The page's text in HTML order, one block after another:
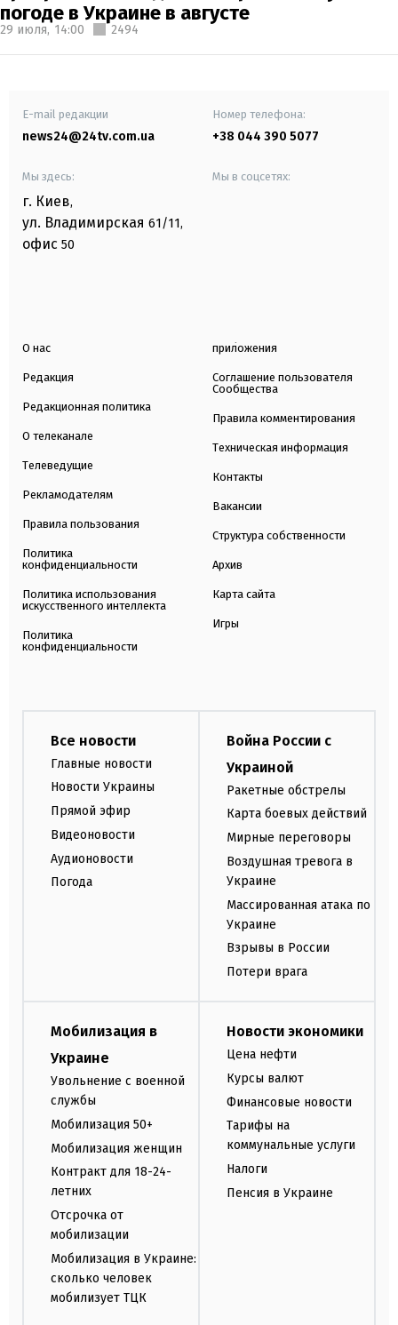
погоде в Украине в августе
29 июля, 14:00 2494
E-mail редакции
news24@24tv.com.ua
Номер телефона:
+38 044 390 5077
Мы здесь:
г. Киев,
ул. Владимирская 61/11,
офис 50
Мы в соцсетях:
О нас
Редакция
Редакционная политика
О телеканале
Телеведущие
Рекламодателям
Правила пользования
Политика
конфиденциальности
Политика использования
искусственного интеллекта
Политика
конфиденциальности
приложения
Соглашение пользователя
Сообщества
Правила комментирования
Техническая информация
Контакты
Вакансии
Структура собственности
Архив
Карта сайта
Игры
Все новости
Главные новости
Новости Украины
Прямой эфир
Видеоновости
Аудионовости
Погода
Война России с
Украиной
Ракетные обстрелы
Карта боевых действий
Мирные переговоры
Воздушная тревога в
Украине
Массированная атака по
Украине
Взрывы в России
Потери врага
Мобилизация в
Украине
Увольнение с военной
службы
Мобилизация 50+
Мобилизация женщин
Контракт для 18-24-
летних
Отсрочка от
мобилизации
Мобилизация в Украине:
сколько человек
мобилизует ТЦК
Новости экономики
Цена нефти
Курсы валют
Финансовые новости
Тарифы на
коммунальные услуги
Налоги
Пенсия в Украине